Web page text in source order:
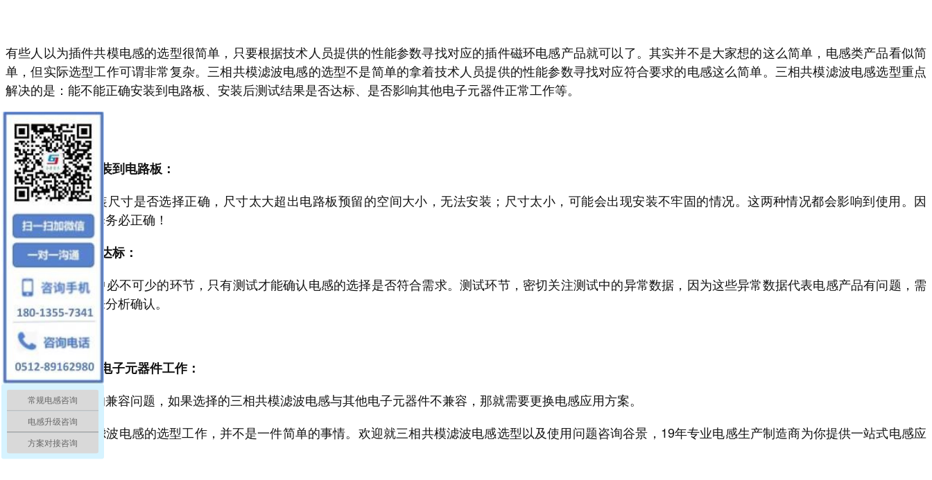
有些人以为插件共模电感的选型很简单，只要根据技术人员提供的性能参数寻找对应的插件磁环电感产品就可以了。其实并不是大家想的这么简单，电感类产品看似简
单，但实际选型工作可谓非常复杂。三相共模滤波电感的选型不是简单的拿着技术人员提供的性能参数寻找对应符合要求的电感这么简单。三相共模滤波电感选型重点
解决的是：能不能正确安装到电路板、安装后测试结果是否达标、是否影响其他电子元器件正常工作等。
1、能不能正确安装到电路板：
简单来说就是封装尺寸是否选择正确，尺寸太大超出电路板预留的空间大小，无法安装；尺寸太小，可能会出现安装不牢固的情况。这两种情况都会影响到使用。因
此，封装尺寸选择务必正确！
2、测试结果是否达标：
测试是选型工作中必不可少的环节，只有测试才能确认电感的选择是否符合需求。测试环节，密切关注测试中的异常数据，因为这些异常数据代表电感产品有问题，需
要专业技术人员来分析确认。
3、是否影响其他电子元器件工作：
这其实就是电感的兼容问题，如果选择的三相共模滤波电感与其他电子元器件不兼容，那就需要更换电感应用方案。
要做好三相共模滤波电感的选型工作，并不是一件简单的事情。欢迎就三相共模滤波电感选型以及使用问题咨询谷景，19年专业电感生产制造商为你提供一站式电感应
用解决方案。
常规电感咨询
电感升级咨询
方案对接咨询